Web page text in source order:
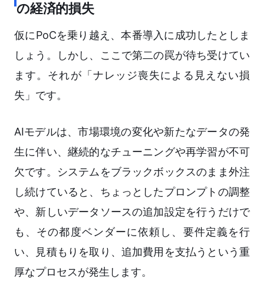
の経済的損失
仮にPoCを乗り越え、本番導入に成功したとしま
しょう。しかし、ここで第二の罠が待ち受けてい
ます。それが「ナレッジ喪失による見えない損
失」です。
AIモデルは、市場環境の変化や新たなデータの発
生に伴い、継続的なチューニングや再学習が不可
欠です。システムをブラックボックスのまま外注
し続けていると、ちょっとしたプロンプトの調整
や、新しいデータソースの追加設定を行うだけで
も、その都度ベンダーに依頼し、要件定義を行
い、見積もりを取り、追加費用を支払うという重
厚なプロセスが発生します。